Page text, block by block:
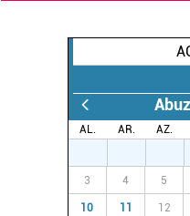
fitxategiak erabiltzen
zerbitzuak hobetzeko
erabiltzeko baimen
AL. AR. AZ.
3 4 5
10 11 12